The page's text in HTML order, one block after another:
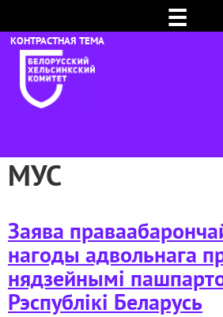
☰
МУС
Заява
нагоды адвольнага
нядзейнымі
Рэспублікі Беларусь